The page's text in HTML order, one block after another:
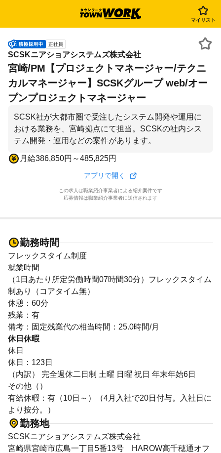
マイリスト
正社員
SCSKニアショアシステムズ株式会社
宮崎/PM【プロジェクトマネージャー/テクニ
カルマネージャー】SCSKグループ web/オー
プンプロジェクトマネージャー
SCSK社が大都市圏で受注したシステム開発や運用に
おける業務を、宮崎拠点にて担当。SCSKの社内シス
テム開発・運用などの案件があります。
月給386,850円～485,825円
アプリで開く
この求人は職業紹介事業者による紹介案件です
応募情報は職業紹介事業者に送信されます
勤務時間
フレックスタイム制度
就業時間
（1日あたり所定労働時間07時間30分）フレックスタイム
制あり（コアタイム無）
休憩：60分
残業：有
備考：固定残業代の相当時間：25.0時間/月
休日休暇
休日
休日：123日
（内訳） 完全週休二日制 土曜 日曜 祝日 年末年始6日
その他（）
有給休暇：有（10日～）（4月入社で20日付与。入社日に
より按分。）
勤務地
SCSKニアショアシステムズ株式会社
宮崎県宮崎市広島一丁目5番13号 HAROW高千穂通オフ